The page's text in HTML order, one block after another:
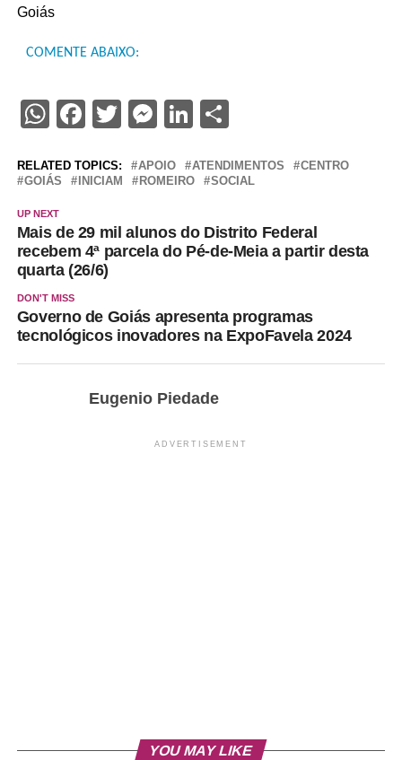
Goiás
COMENTE ABAIXO:
WhatsApp
Facebook
Twitter
Messenger
LinkedIn
Share
RELATED TOPICS: APOIO ATENDIMENTOS
CENTRO
GOIÁS
INICIAM ROMEIRO SOCIAL
UP NEXT
Mais de 29 mil alunos do Distrito Federal
recebem 4ª parcela do Pé-de-Meia a partir desta
quarta (26/6)
DON'T MISS
Governo de Goiás apresenta programas
tecnológicos inovadores na ExpoFavela 2024
Eugenio Piedade
ADVERTISEMENT
YOU MAY LIKE